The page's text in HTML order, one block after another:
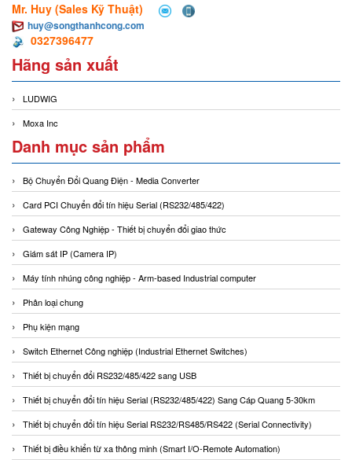
Mr. Huy (Sales Kỹ Thuật)
huy@songthanhcong.com
0327396477
Hãng sản xuất
LUDWIG
Moxa Inc
Danh mục sản phẩm
Bộ Chuyển Đổi Quang Điện - Media Converter
Card PCI Chuyển đổi tín hiệu Serial (RS232/485/422)
Gateway Công Nghiệp - Thiết bị chuyển đổi giao thức
Giám sát IP (Camera IP)
Máy tính nhúng công nghiệp - Arm-based Industrial computer
Phân loại chung
Phụ kiện mạng
Switch Ethernet Công nghiệp (Industrial Ethernet Switches)
Thiết bị chuyển đổi RS232/485/422 sang USB
Thiết bị chuyển đổi tín hiệu Serial (RS232/485/422) Sang Cáp Quang 5-30km
Thiết bị chuyển đổi tín hiệu Serial RS232/RS485/RS422 (Serial Connectivity)
Thiết bị điều khiển từ xa thông minh (Smart I/O-Remote Automation)